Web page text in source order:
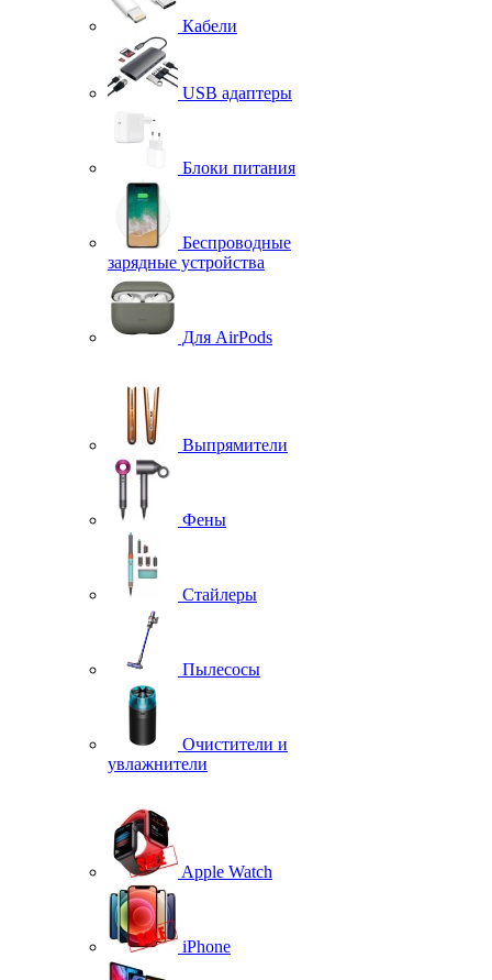
Кабели
USB адаптеры
Блоки питания
Беспроводные
зарядные устройства
Для AirPods
Выпрямители
Фены
Стайлеры
Пылесосы
Очистители и
увлажнители
Apple Watch
iPhone